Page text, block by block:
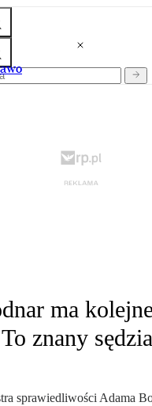
ma
znany
sprawiedliwości Adama